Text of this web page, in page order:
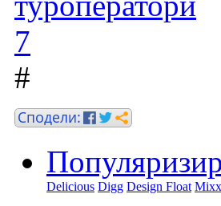
#
Delicious Digg Design Float Mixx